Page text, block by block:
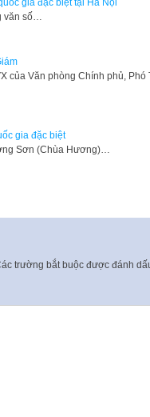
văn số…
của Văn phòng Chính phủ, Phó
gia đặc biệt
Sơn (Chùa Hương)…
trường bắt buộc được đánh